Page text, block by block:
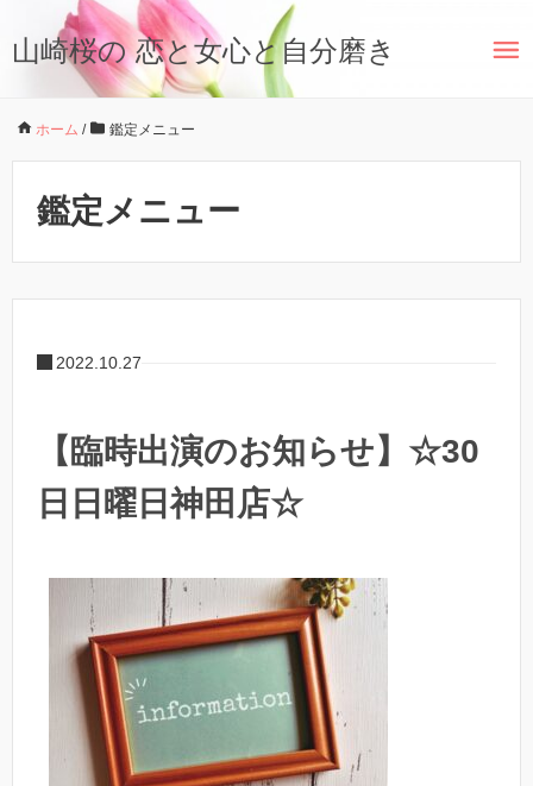
山崎桜の 恋と女心と自分磨き
ホーム / 鑑定メニュー
鑑定メニュー
2022.10.27
【臨時出演のお知らせ】☆30
日日曜日神田店☆